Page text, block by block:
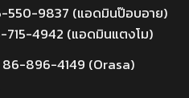
550-9837 (แอดมินป๊อบอาย)
715-4942 (แอดมินแตงโม)
86-896-4149 (Orasa)